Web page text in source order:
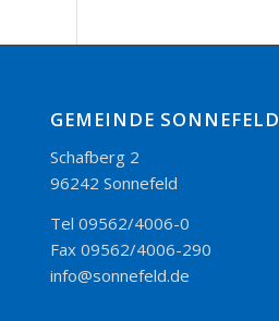
GEMEINDE SONNEFELD
Schafberg 2
96242 Sonnefeld
Tel 09562/4006-0
Fax 09562/4006-290
info@sonnefeld.de